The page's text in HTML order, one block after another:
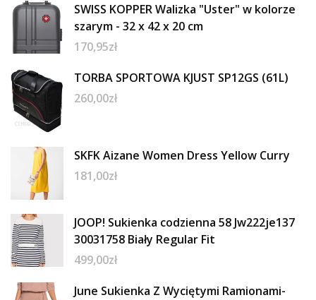
SWISS KOPPER Walizka "Uster" w kolorze
szarym - 32 x 42 x 20 cm
170,95zł
TORBA SPORTOWA KJUST SP12GS (61L)
260,00zł
SKFK Aizane Women Dress Yellow Curry
181,00zł
JOOP! Sukienka codzienna 58 Jw222je137
30031758 Biały Regular Fit
499,00zł
June Sukienka Z Wyciętymi Ramionami-